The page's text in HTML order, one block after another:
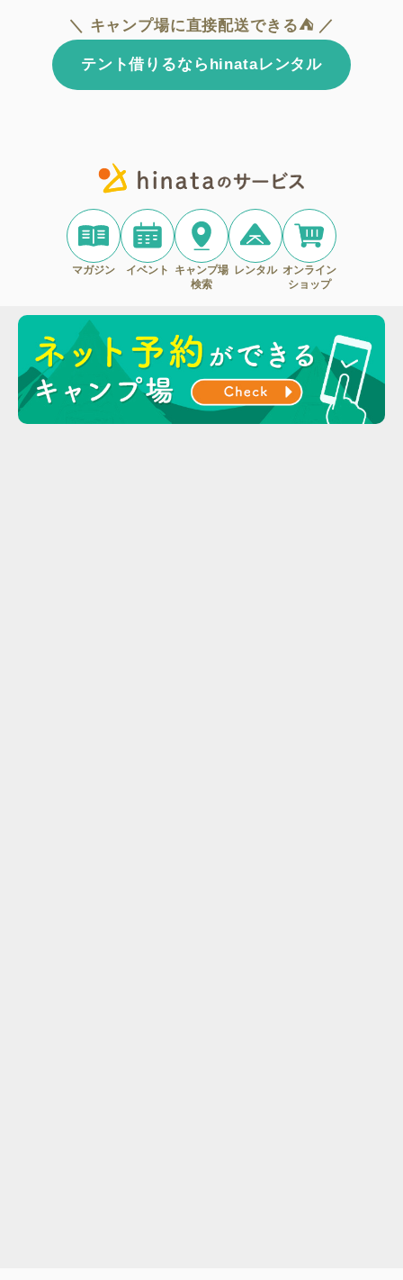
＼ キャンプ場に直接配送できる⛺ ／
テント借りるならhinataレンタル
マガジン イベント
キャンプ場
検索
レンタル オンライン
ショップ